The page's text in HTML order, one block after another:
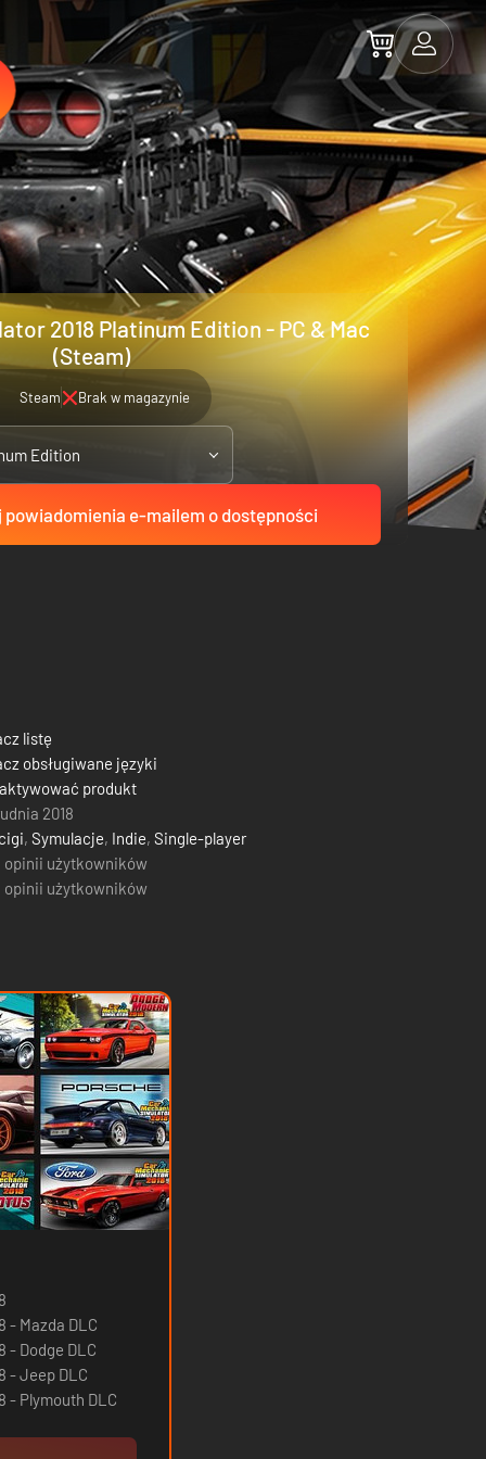
2018 Platinum Edition - PC & Mac
(Steam)
Steam Brak w magazynie
Edition
powiadomienia e-mailem o dostępności
listę
obsługiwane języki
produkt
2018
, Symulacje, Indie, Single-player
opinii użytkowników
opinii użytkowników
- Mazda DLC
- Dodge DLC
- Jeep DLC
- Plymouth DLC